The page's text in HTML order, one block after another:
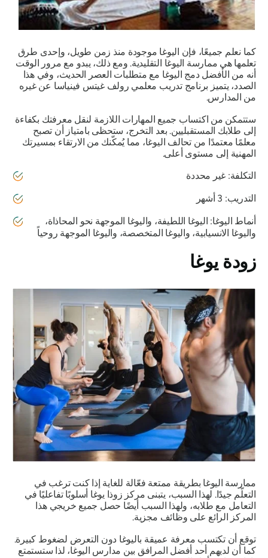
كما نعلم جميعًا، فإن اليوغا موجودة منذ زمن طويل، وإحدى طرق
تعلمها هي ممارسة اليوغا التقليدية. ومع ذلك، يبدو مع مرور الوقت
أنه من الأفضل دمج اليوغا مع متطلبات العصر الحديث، وفي هذا
الصدد، يتميز برنامج تدريب معلمي رولف غيتس فينياسا عن غيره
من المدارس.
ستتمكن من اكتساب جميع المهارات اللازمة لنقل معرفتك بكفاءة
إلى طلابك المستقبليين. بعد التخرج، ستحظى بامتياز أن تصبح
معلمًا معتمدًا من تحالف اليوغا، مما يُمكّنك من الارتقاء بمسيرتك
المهنية إلى مستوى أعلى.
التكلفة: غير محددة
التدريب: 3 أشهر
أنماط اليوغا: اليوغا اللطيفة، واليوغا الموجهة نحو المحاذاة،
واليوغا الانسيابية، واليوغا المتخصصة، واليوغا الموجهة روحياً
زودة يوغا
ممارسة اليوغا بطريقة ممتعة فعّالة للغاية إذا كنت ترغب في
التعلّم جيدًا. لهذا السبب، يتبنى مركز زوذا يوغا أسلوبًا تفاعليًا في
التعامل مع طلابه، ولهذا السبب أيضًا حصل جميع خريجي هذا
المركز الرائع على وظائف مجزية.
توقع أن تكتسب معرفة عميقة باليوغا دون التعرض لضغوط كبيرة.
كما أن لديهم أحد أفضل المرافق بين مدارس اليوغا، لذا ستستمتع